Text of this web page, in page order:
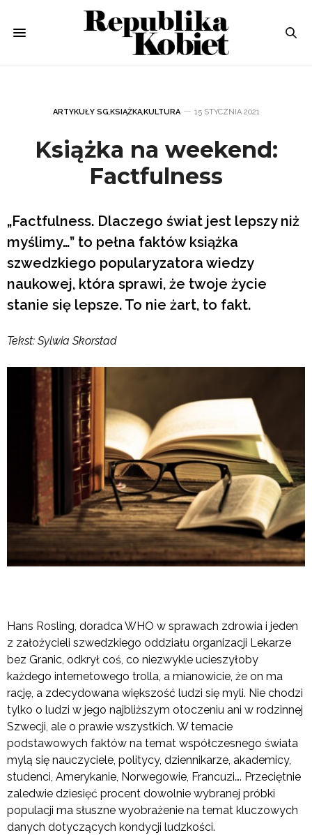
ARTYKUŁY SG,KSIĄŻKA,KULTURA 15 STYCZNIA 2021
Książka na weekend:
Factfulness
„Factfulness. Dlaczego świat jest lepszy niż
myślimy…” to pełna faktów książka
szwedzkiego popularyzatora wiedzy
naukowej, która sprawi, że twoje życie
stanie się lepsze. To nie żart, to fakt.
Tekst: Sylwia Skorstad
Hans Rosling, doradca WHO w sprawach zdrowia i jeden
z założycieli szwedzkiego oddziału organizacji Lekarze
bez Granic, odkrył coś, co niezwykle ucieszyłoby
każdego internetowego trolla, a mianowicie, że on ma
rację, a zdecydowana większość ludzi się myli. Nie chodzi
tylko o ludzi w jego najbliższym otoczeniu ani w rodzinnej
Szwecji, ale o prawie wszystkich. W temacie
podstawowych faktów na temat współczesnego świata
mylą się nauczyciele, politycy, dziennikarze, akademicy,
studenci, Amerykanie, Norwegowie, Francuzi…. Przeciętnie
zaledwie dziesięć procent dowolnie wybranej próbki
populacji ma słuszne wyobrażenie na temat kluczowych
danych dotyczących kondycji ludzkości.